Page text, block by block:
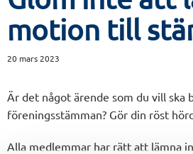
motion till
20 mars 2023
Är det något ärende som du vill ska
föreningsstämman? Gör din röst
Alla medlemmar har rätt att lämna